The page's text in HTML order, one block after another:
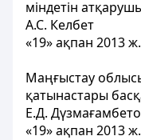
міндетін
А.С. Келбет
«19» ақпан 2013 ж.
Маңғыстау
қатынастары
Е.Д.
«19» ақпан 2013 ж.